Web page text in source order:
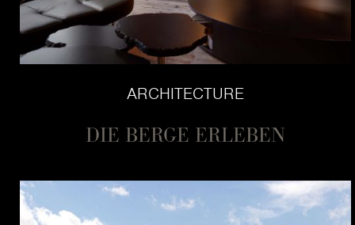
ARCHITECTURE
DIE BERGE ERLEBEN